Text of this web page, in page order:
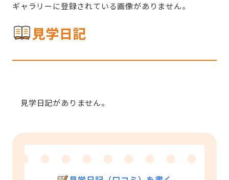
ギャラリーに登録されている画像がありません。
見学日記
見学日記がありません。